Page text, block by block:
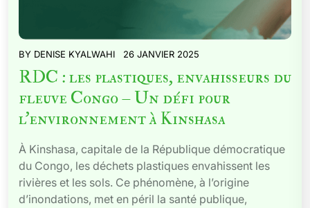
BY DENISE KYALWAHI 26 JANVIER 2025
RDC : les plastiques, envahisseurs du
fleuve Congo – Un défi pour
l’environnement à Kinshasa
À Kinshasa, capitale de la République démocratique
du Congo, les déchets plastiques envahissent les
rivières et les sols. Ce phénomène, à l’origine
d’inondations, met en péril la santé publique,